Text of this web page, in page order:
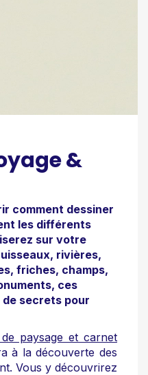
&
comment dessiner
les différents
sur votre
rivières,
friches, champs,
ces
de secrets pour
paysage et carnet
à la découverte des
Vous y découvrirez